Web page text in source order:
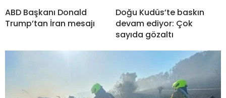
ABD Başkanı Donald
Trump’tan İran mesajı
Doğu Kudüs’te baskın
devam ediyor: Çok
sayıda gözaltı